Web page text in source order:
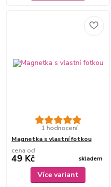
1 hodnocení
Magnetka s vlastní fotkou
cena od
49 Kč skladem
Více variant